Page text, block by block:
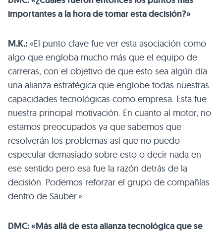
importantes a la hora de tomar esta decisión?»
M.K.: «El punto clave fue ver esta asociación como
algo que engloba mucho más que el equipo de
carreras, con el objetivo de que esto sea algún día
una alianza estratégica que englobe todas nuestras
capacidades tecnológicas como empresa. Esta fue
nuestra principal motivación. En cuanto al motor, no
estamos preocupados ya que sabemos que
resolverán los problemas así que no puedo
especular demasiado sobre esto o decir nada en
ese sentido pero esa fue la razón detrás de la
decisión. Podemos reforzar el grupo de compañías
dentro de Sauber.»
DMC: «Más allá de esta alianza tecnológica que se